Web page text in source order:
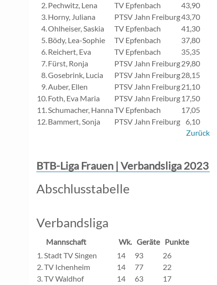
2.Pechwitz, Lena TV Epfenbach
43,90
3.Horny, Juliana PTSV Jahn Freiburg43,70
4.Ohlheiser, Saskia TV Epfenbach
41,30
5.Bödy, Lea-Sophie TV Epfenbach
37,80
6.Reichert, Eva TV Epfenbach
35,35
7.Fürst, Ronja PTSV Jahn Freiburg29,80
8.Gosebrink, Lucia PTSV Jahn Freiburg28,15
9.Auber, Ellen PTSV Jahn Freiburg21,10
10.Foth, Eva Maria PTSV Jahn Freiburg 17,50
11.Schumacher, HannaTV Epfenbach
17,05
12.Bammert, Sonja PTSV Jahn Freiburg
6,10
Zurück
BTB-Liga Frauen | Verbandsliga 2023
Abschlusstabelle
Verbandsliga
Mannschaft Wk. Geräte Punkte
1.Stadt TV Singen 14 93
26
2.TV Ichenheim 14 77
22
3.TV Waldhof 14 63
17